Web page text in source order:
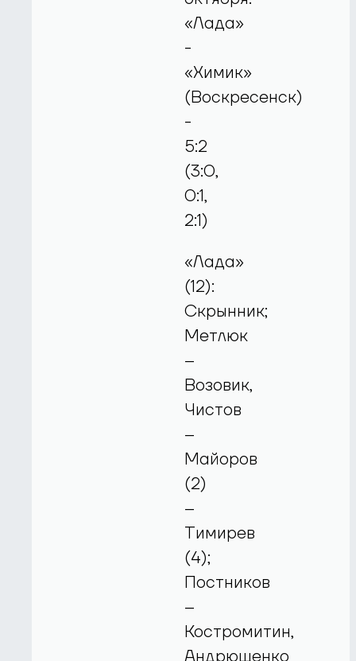
«Лада»
-
«Химик»
(Воскресенск)
-
5:2
(3:0,
0:1,
2:1)
«Лада»
(12):
Скрынник;
Метлюк
–
Возовик,
Чистов
–
Майоров
(2)
–
Тимирев
(4);
Постников
–
Костромитин,
Андрющенко